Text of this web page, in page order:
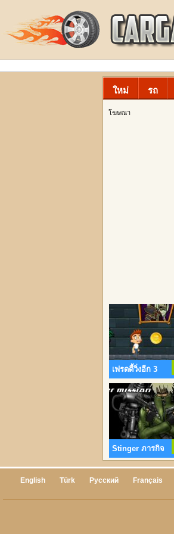
ใหม่ รถ
โฆษณา
เฟรดดี้วิ่งอีก 3
Stinger ภารกิจ
English Türk Русский Français